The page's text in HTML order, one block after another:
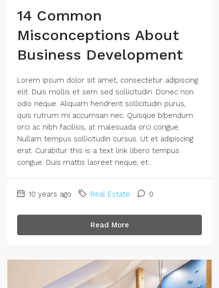
14 Common
Misconceptions About
Business Development
Lorem ipsum dolor sit amet, consectetur adipiscing
elit. Duis mollis et sem sed sollicitudin. Donec non
odio neque. Aliquam hendrerit sollicitudin purus,
quis rutrum mi accumsan nec. Quisque bibendum
orci ac nibh facilisis, at malesuada orci congue.
Nullam tempus sollicitudin cursus. Ut et adipiscing
erat. Curabitur this is a text link libero tempus
congue. Duis mattis laoreet neque, et...
10 years ago Real Estate 0
Read More